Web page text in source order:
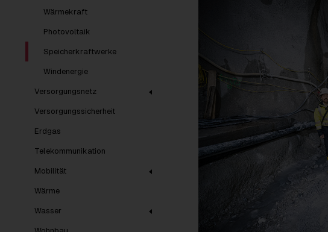
Wärmekraft
Photovoltaik
Speicherkraftwerke
Windenergie
Versorgungsnetz
Versorgungssicherheit
Erdgas
Telekommunikation
Mobilität
Wärme
Wasser